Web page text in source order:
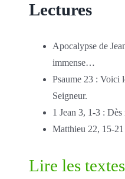
Lectures
Apocalypse de
immense…
Psaume 23 : Voici
Seigneur.
1 Jean 3, 1-3 :
Matthieu 22, 15-
Lire les